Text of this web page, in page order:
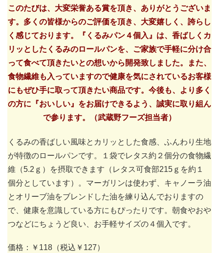
このたびは、大変栄誉ある賞を頂き、ありがとうございま
す。多くの皆様からのご評価を頂き、大変嬉しく、誇らし
く感じております。『くるみパン４個入』は、香ばしくカ
リッとしたくるみのロールパンを、ご家族で手軽に分け合
って食べて頂きたいとの想いから開発致しました。また、
食物繊維も入っていますので健康を気にされているお客様
にもぜひ手に取って頂きたい商品です。今後も、より多く
の方に『おいしい』をお届けできるよう、誠実に取り組ん
で参ります。（武蔵野フーズ担当者）
くるみの香ばしい風味とカリッとした食感、ふんわり生地
が特徴のロールパンです。１袋でレタス約２個分の食物繊
維（5.2ｇ）を摂取できます（レタス可食部215ｇを約１
個分としています）。マーガリンは使わず、キャノーラ油
とオリーブ油をブレンドした油を練り込んでおりますの
で、健康を意識している方にもぴったりです。朝食やおや
つなどにちょうど良い、お手軽サイズの４個入です。
価格：￥118（税込￥127）